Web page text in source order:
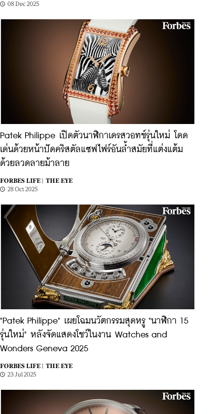
08 Dec 2025
Patek Philippe เปิดตัวนาฬิกาเดรสวอทช์รุ่นใหม่ โดด
เด่นด้วยหน้าปัดคริสตัลแซฟไฟร์อันล้ำสมัยที่แต่งแต้ม
ด้วยลวดลายม้าลาย
FORBES LIFE |
THE EYE
28 Oct 2025
"​Patek Philippe" เผยโฉมนวัตกรรมสุดหรู "นาฬิกา 15
รุ่นใหม่" หลังจัดแสดงโชว์ในงาน Watches and
Wonders Geneva 2025
FORBES LIFE |
THE EYE
23 Jul 2025